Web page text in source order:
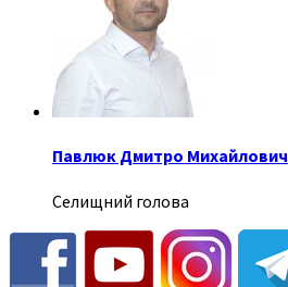
Павлюк Дмитро Михайлович
Селищний голова